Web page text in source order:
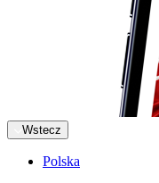
Wstecz
Polska